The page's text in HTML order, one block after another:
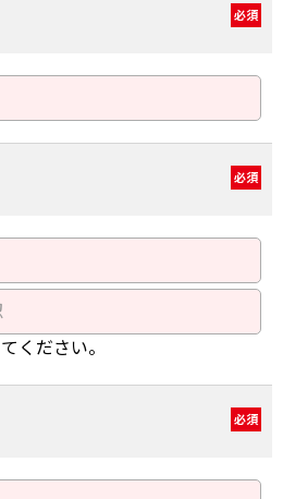
必須
必須
ください。
必須